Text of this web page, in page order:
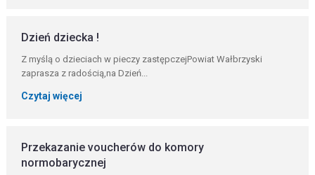
Dzień dziecka !
Z myślą o dzieciach w pieczy zastępczejPowiat Wałbrzyski
zaprasza z radością,na Dzień...
Czytaj więcej
Przekazanie voucherów do komory
normobarycznej